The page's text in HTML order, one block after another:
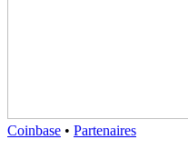
Coinbase • Partenaires